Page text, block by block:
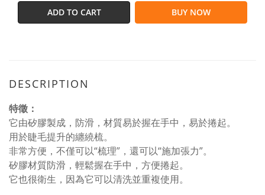
ADD TO CART BUY NOW
DESCRIPTION
特徵：
它由矽膠製成，防滑，材質易於握在手中，易於捲起。
用於睫毛提升的纏繞梳。
非常方便，不僅可以“梳理”，還可以“施加張力”。
矽膠材質防滑，輕鬆握在手中，方便捲起。
它也很衛生，因為它可以清洗並重複使用。